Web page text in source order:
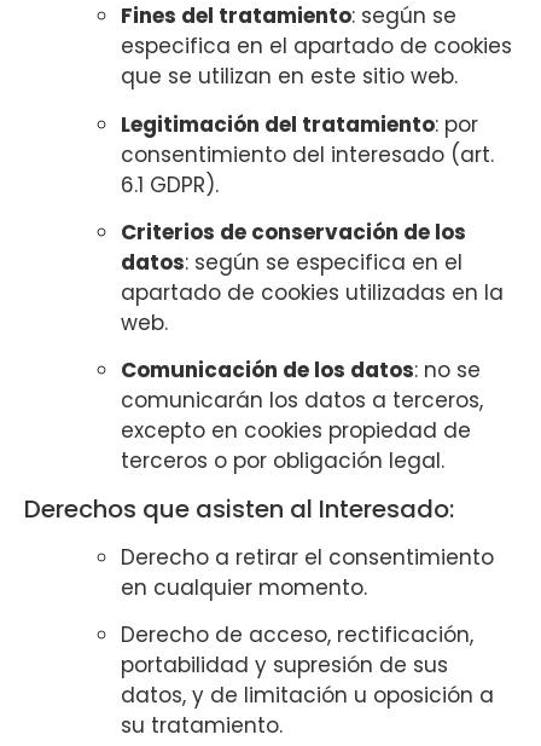
Fines del tratamiento: según se
especifica en el apartado de cookies
que se utilizan en este sitio web.
Legitimación del tratamiento: por
consentimiento del interesado (art.
6.1 GDPR).
Criterios de conservación de los
datos: según se especifica en el
apartado de cookies utilizadas en la
web.
Comunicación de los datos: no se
comunicarán los datos a terceros,
excepto en cookies propiedad de
terceros o por obligación legal.
Derechos que asisten al Interesado:
Derecho a retirar el consentimiento
en cualquier momento.
Derecho de acceso, rectificación,
portabilidad y supresión de sus
datos, y de limitación u oposición a
su tratamiento.